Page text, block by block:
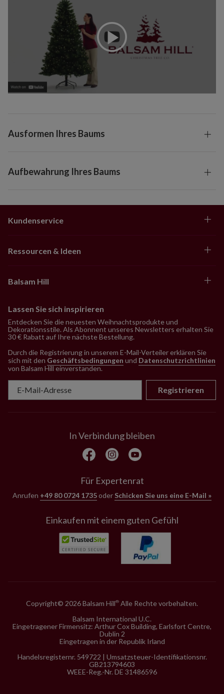
Ausformen Ihres Baums
Aufbewahrung Ihres Baums
Kundenservice
Ressourcen & Ideen
Balsam Hill
Lassen Sie sich inspirieren
Entdecken Sie die neuesten Weihnachtsprodukte und
Dekorationsstile. Als Abonnent unseres Newsletters erhalten Sie
30 € Rabatt auf Ihre nächste Bestellung.
Durch die Registrierung in unserem E-Mail-Verteiler erklären Sie
sich mit den Geschäftsbedingungen und Datenschutzrichtlinien
von Balsam Hill einverstanden.
Registrieren
In Verbindung bleiben
Für Expertenrat
Anrufen +49 80 0724 1735oder Schicken Sie uns eine E-Mail »
Einkaufen mit einem guten Gefühl
Copyright© 2026 Balsam Hill® Alle Rechte vorbehalten.
Balsam International U.C.
Eingetragener Firmensitz: Arthur Cox Building, Earlsfort Centre,
Dublin 2
Eingetragen in der Republik Irland
Handelsregisternr. 549722 | Umsatzsteuer-Identifikationsnr.
GB213794603
WEEE-Reg.-Nr. DE 31486596